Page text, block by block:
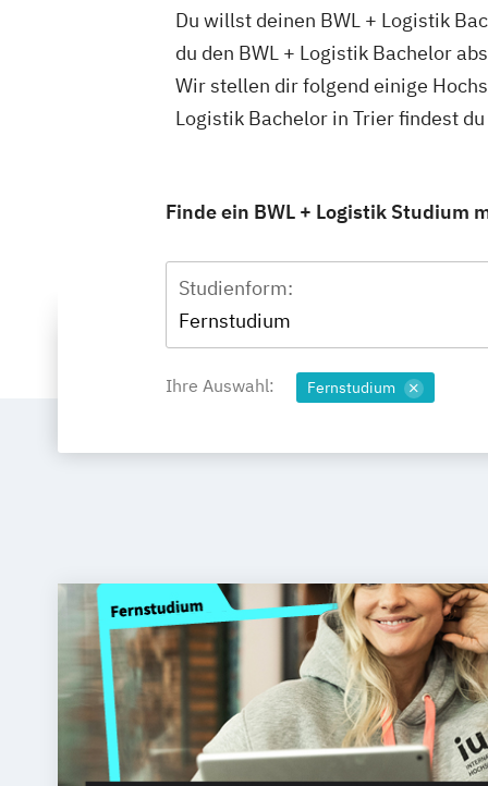
Du willst deinen BWL + Logistik
du den BWL + Logistik Bachelor
Wir stellen dir folgend einige
Logistik Bachelor in Trier findest
Finde ein BWL + Logistik Studium
Studienform:
Fernstudium
Ihre Auswahl: Fernstudium